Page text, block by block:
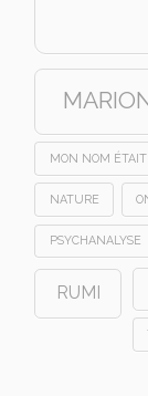
MON NOM
NATURE
PSYCHANALYSE
RUMI